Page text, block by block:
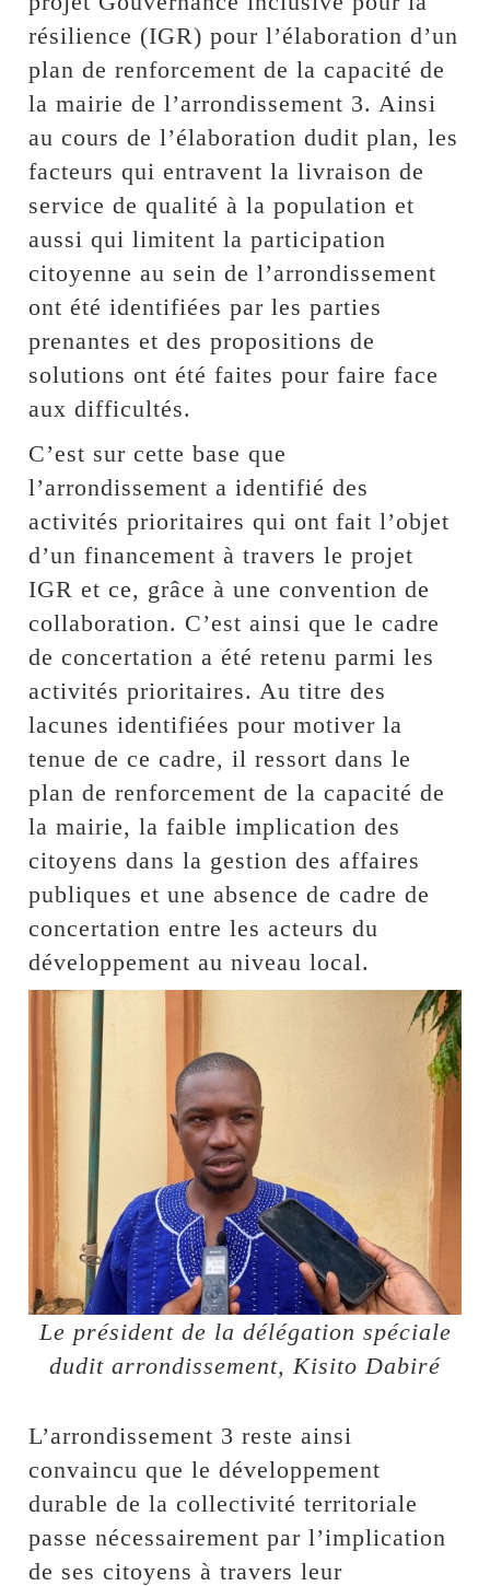
résilience (IGR) pour l’élaboration d’un
plan de renforcement de la capacité de
la mairie de l’arrondissement 3. Ainsi
au cours de l’élaboration dudit plan, les
facteurs qui entravent la livraison de
service de qualité à la population et
aussi qui limitent la participation
citoyenne au sein de l’arrondissement
ont été identifiées par les parties
prenantes et des propositions de
solutions ont été faites pour faire face
aux difficultés.
C’est sur cette base que
l’arrondissement a identifié des
activités prioritaires qui ont fait l’objet
d’un financement à travers le projet
IGR et ce, grâce à une convention de
collaboration. C’est ainsi que le cadre
de concertation a été retenu parmi les
activités prioritaires. Au titre des
lacunes identifiées pour motiver la
tenue de ce cadre, il ressort dans le
plan de renforcement de la capacité de
la mairie, la faible implication des
citoyens dans la gestion des affaires
publiques et une absence de cadre de
concertation entre les acteurs du
développement au niveau local.
Le président de la délégation spéciale
dudit arrondissement, Kisito Dabiré
L’arrondissement 3 reste ainsi
convaincu que le développement
durable de la collectivité territoriale
passe nécessairement par l’implication
de ses citoyens à travers leur